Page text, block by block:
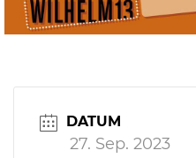
DATUM
27. Sep. 2023